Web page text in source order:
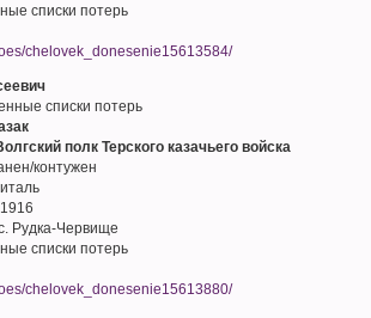
списки потерь
chelovek_donesenie15613584/
списки потерь
полк Терского казачьего войска
контужен
Рудка-Червище
списки потерь
chelovek_donesenie15613880/